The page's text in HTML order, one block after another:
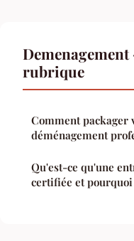
rubrique
Comment packager
déménagement
Qu'est-ce qu'une
certifiée et